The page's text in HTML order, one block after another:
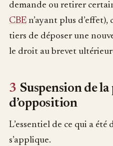
demande ou retirer
CBE n’ayant plus d’effet),
tiers de déposer une
le droit au brevet
3 Suspension de
d’opposition
L’essentiel de ce qui a
s’applique.